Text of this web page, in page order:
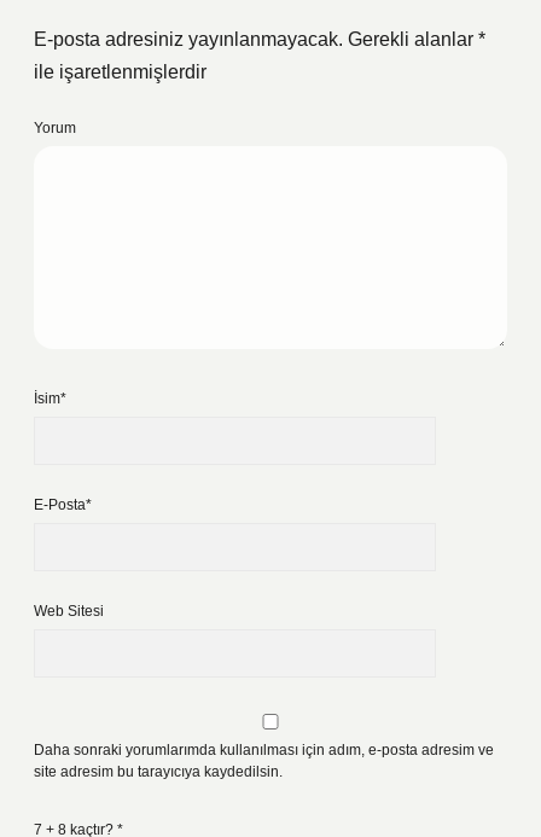
E-posta adresiniz yayınlanmayacak. Gerekli alanlar *
ile işaretlenmişlerdir
Yorum
İsim*
E-Posta*
Web Sitesi
Daha sonraki yorumlarımda kullanılması için adım, e-posta adresim ve
site adresim bu tarayıcıya kaydedilsin.
7 + 8 kaçtır? *